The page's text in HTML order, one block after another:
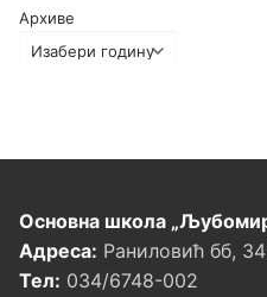
Архиве
Основна школа
Адреса: Раниловић бб,
Тел: 034/6748-002